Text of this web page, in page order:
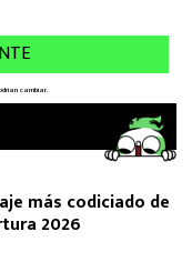
más codiciado de
2026